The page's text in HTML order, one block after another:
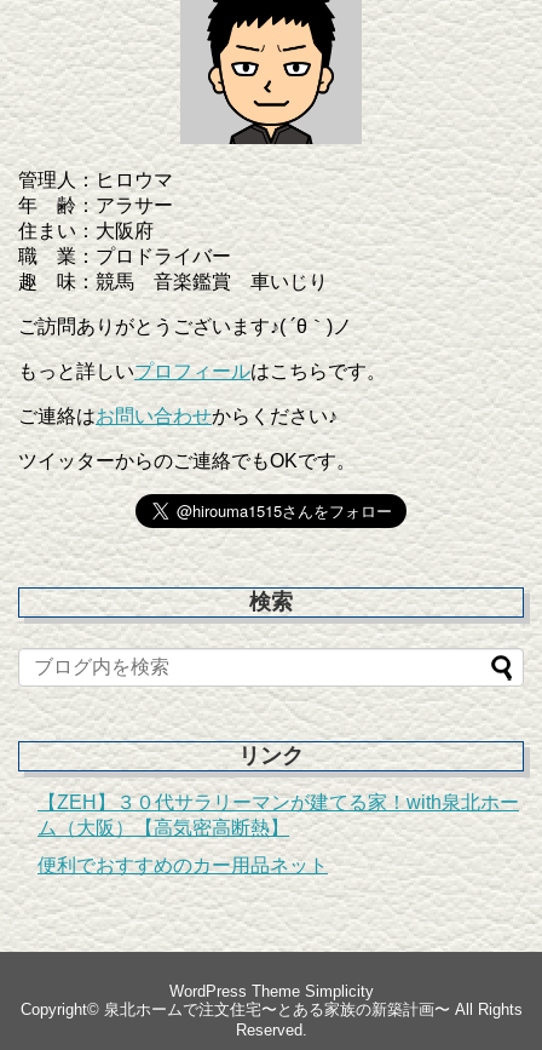
管理人：ヒロウマ
年 齢：アラサー
住まい：大阪府
職 業：プロドライバー
趣 味：競馬 音楽鑑賞 車いじり
ご訪問ありがとうございます♪( ´θ｀)ノ
もっと詳しいプロフィールはこちらです。
ご連絡はお問い合わせからください♪
ツイッターからのご連絡でもOKです。
検索
リンク
【ZEH】３０代サラリーマンが建てる家！with泉北ホー
ム（大阪）【高気密高断熱】
便利でおすすめのカー用品ネット
WordPress Theme Simplicity
Copyright© 泉北ホームで注文住宅〜とある家族の新築計画〜 All Rights
Reserved.